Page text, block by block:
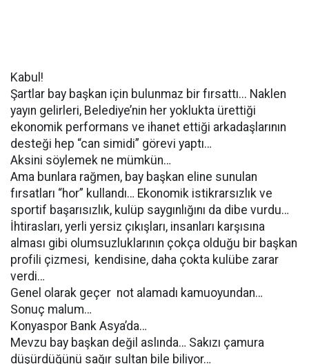
Kabul!
Şartlar bay başkan için bulunmaz bir fırsattı... Naklen
yayın gelirleri, Belediye’nin her yoklukta ürettiği
ekonomik performans ve ihanet ettiği arkadaşlarının
desteği hep “can simidi” görevi yaptı…
Aksini söylemek ne mümkün…
Ama bunlara rağmen, bay başkan eline sunulan
fırsatları “hor” kullandı… Ekonomik istikrarsızlık ve
sportif başarısızlık, kulüp saygınlığını da dibe vurdu…
İhtirasları, yerli yersiz çıkışları, insanları karşısına
alması gibi olumsuzluklarının çokça olduğu bir başkan
profili çizmesi, kendisine, daha çokta kulübe zarar
verdi…
Genel olarak geçer not alamadı kamuoyundan…
Sonuç malum…
Konyaspor Bank Asya’da…
Mevzu bay başkan değil aslında… Sakızı çamura
düşürdüğünü sağır sultan bile biliyor…